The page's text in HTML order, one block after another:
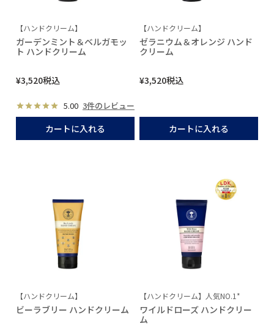
【ハンドクリーム】
ガーデンミント＆ベルガモッ
ト ハンドクリーム
¥3,520税込
5.00 3件のレビュー
カートに入れる
【ハンドクリーム】
ゼラニウム＆オレンジ ハンド
クリーム
¥3,520税込
カートに入れる
【ハンドクリーム】
ビーラブリー ハンドクリーム
【ハンドクリーム】人気NO.1*
ワイルドローズ ハンドクリー
ム